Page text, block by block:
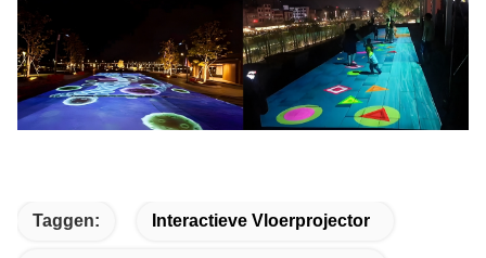
Taggen: Interactieve Vloerprojector